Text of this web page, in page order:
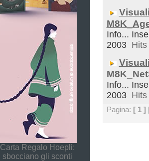
Carta Regalo Hoepli:
sbocciano gli sconti
Info...
2003
Info...
2003
Pagina: [ 1 ]